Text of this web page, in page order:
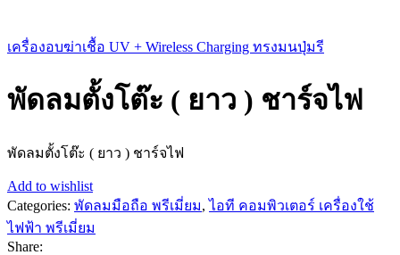
เครื่องอบฆ่าเชื้อ UV + Wireless Charging ทรงมนปุ่มรี
พัดลมตั้งโต๊ะ ( ยาว ) ชาร์จไฟ
พัดลมตั้งโต๊ะ ( ยาว ) ชาร์จไฟ
Add to wishlist
Categories: พัดลมมือถือ พรีเมี่ยม, ไอที คอมพิวเตอร์ เครื่องใช้
ไฟฟ้า พรีเมี่ยม
Share: